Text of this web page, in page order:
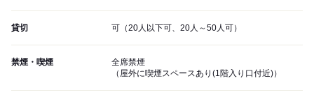
貸切 可（20人以下可、20人～50人可）
禁煙・喫煙
全席禁煙
（屋外に喫煙スペースあり(1階入り口付近)）